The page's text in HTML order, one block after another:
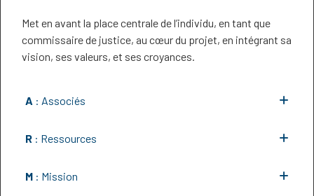
Met en avant la place centrale de l’individu, en tant que
commissaire de justice, au cœur du projet, en intégrant sa
vision, ses valeurs, et ses croyances.
A : Associés
R : Ressources
M : Mission